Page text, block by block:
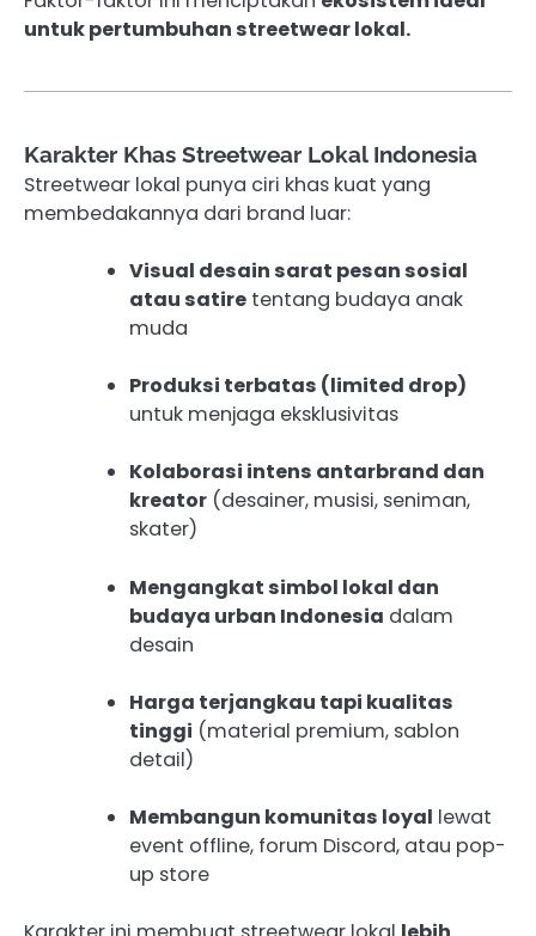
untuk pertumbuhan streetwear lokal.
Karakter Khas Streetwear Lokal Indonesia
Streetwear lokal punya ciri khas kuat yang
membedakannya dari brand luar:
Visual desain sarat pesan sosial
atau satire tentang budaya anak
muda
Produksi terbatas (limited drop)
untuk menjaga eksklusivitas
Kolaborasi intens antarbrand dan
kreator (desainer, musisi, seniman,
skater)
Mengangkat simbol lokal dan
budaya urban Indonesia dalam
desain
Harga terjangkau tapi kualitas
tinggi (material premium, sablon
detail)
Membangun komunitas loyal lewat
event offline, forum Discord, atau pop-
up store